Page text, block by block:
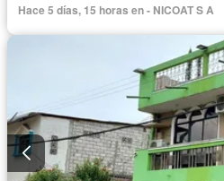
Hace 5 días, 15 horas en - NICOAT S A